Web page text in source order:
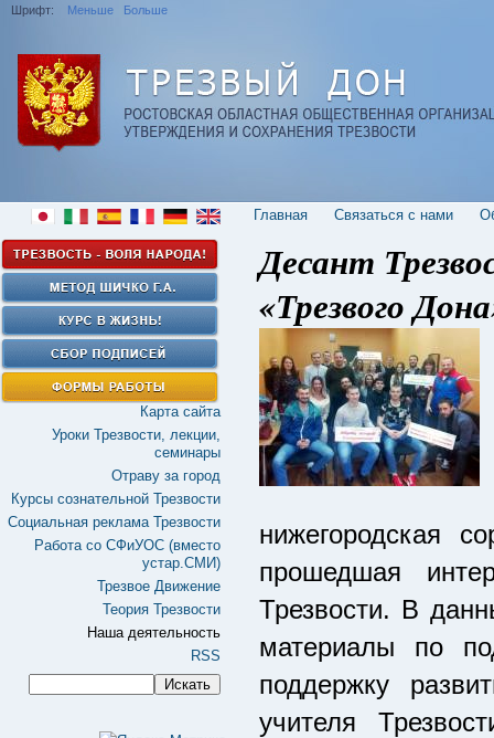
Шрифт: Меньше Больше
Главная Cвязаться с нами
Десант
«Трезвого
нижегородская
прошедшая
Трезвости. В
материалы по
поддержку
учителя
Карта сайта
Уроки Трезвости, лекции,
семинары
Отраву за город
Курсы сознательной Трезвости
Социальная реклама Трезвости
Работа со СФиУОС (вместо
устар.СМИ)
Трезвое Движение
Теория Трезвости
Наша деятельность
RSS